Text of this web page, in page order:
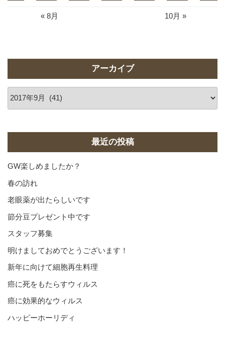
« 8月 10月 »
アーカイブ
最近の投稿
GW楽しめましたか？
春の訪れ
老眼薬が出たらしいです
節分豆プレゼント中です
スタッフ募集
明けましておめでとうございます！
新年に向けて細胞再生料理
癌に死をもたらすウィルス
癌に効果的なウィルス
ハッピーホーリディ